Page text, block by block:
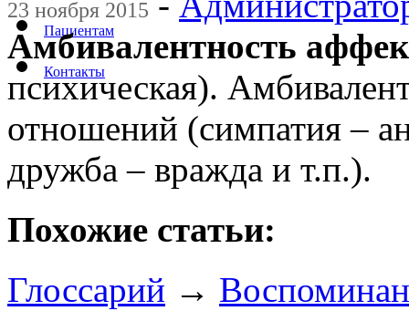
Пациентам
Контакты
23 ноября 2015
Амбивалентность
психическая).
отношений (симпатия –
дружба – вражда и т.п.).
Похожие статьи:
Глоссарий →